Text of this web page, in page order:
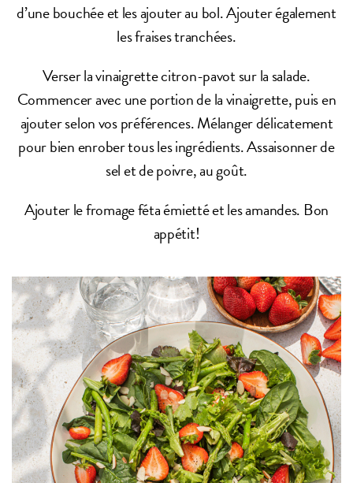
d’une bouchée et les ajouter au bol. Ajouter également
les fraises tranchées.
Verser la vinaigrette citron-pavot sur la salade.
Commencer avec une portion de la vinaigrette, puis en
ajouter selon vos préférences. Mélanger délicatement
pour bien enrober tous les ingrédients. Assaisonner de
sel et de poivre, au goût.
Ajouter le fromage féta émietté et les amandes. Bon
appétit!